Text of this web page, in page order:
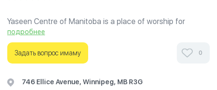
Yaseen Centre of Manitoba is a place of worship for
Muslims following the Shia school of thought (Hosseiniah
& Imam Bargah)
Ознакомьтесь с отзывами посетителей Yaseen Centre
часах работы. Ваше духовное путешествие начинается
подробнее
Задать вопрос имаму 0
746 Ellice Avenue, Winnipeg, MB R3G